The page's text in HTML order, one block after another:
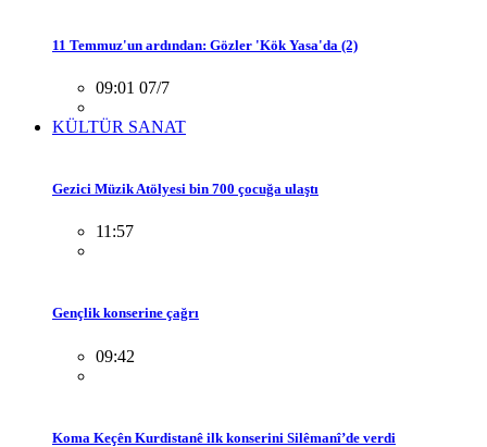
11 Temmuz'un ardından: Gözler 'Kök Yasa'da (2)
09:01 07/7
KÜLTÜR SANAT
Gezici Müzik Atölyesi bin 700 çocuğa ulaştı
11:57
Gençlik konserine çağrı
09:42
Koma Keçên Kurdistanê ilk konserini Silêmanî’de verdi